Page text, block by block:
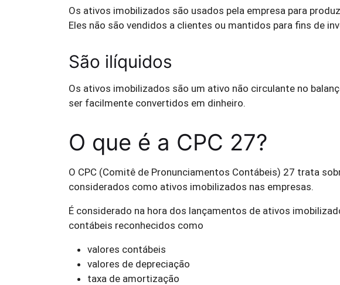
Os ativos imobilizados são usados ​​pela empresa para
Eles não são vendidos a clientes ou mantidos para fins de
São ilíquidos
Os ativos imobilizados são um ativo não circulante no
ser facilmente convertidos em dinheiro.
O que é a CPC 27?
O CPC (Comitê de Pronunciamentos Contábeis) 27 trata
considerados como ativos imobilizados nas empresas.
É considerado na hora dos lançamentos de ativos
contábeis reconhecidos como
valores contábeis
valores de depreciação
taxa de amortização